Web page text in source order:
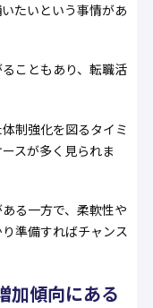
たいという事情があ
こともあり、転職活
制強化を図るタイミ
スが多く見られま
る一方で、柔軟性や
準備すればチャンス
加傾向にある